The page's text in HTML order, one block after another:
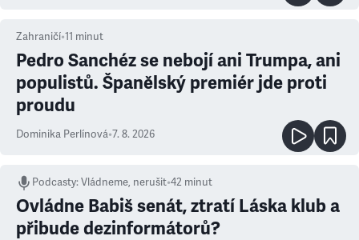
Zahraničí•11 minut
Pedro Sanchéz se nebojí ani Trumpa, ani
populistů. Španělský premiér jde proti
proudu
Dominika Perlínová•7. 8. 2026
Podcasty:Vládneme, nerušit•42 minut
Ovládne Babiš senát, ztratí Láska klub a
přibude dezinformátorů?